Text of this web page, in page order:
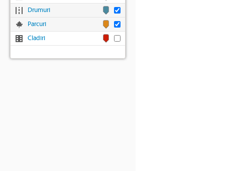
Drumuri
Parcuri
Cladiri